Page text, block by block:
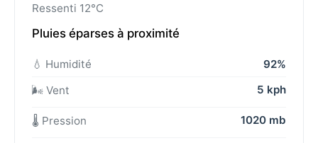
Ressenti 12°C
Pluies éparses à proximité
💧 Humidité
92%
🌬️ Vent
5 kph
🌡️ Pression 1020 mb